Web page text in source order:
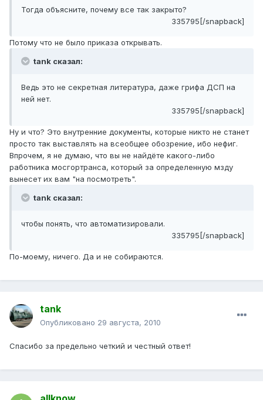
Тогда объясните, почему все так закрыто?
335795[/snapback]
Потому что не было приказа открывать.
tank сказал:
Ведь это не секретная литература, даже грифа ДСП на
ней нет.
335795[/snapback]
Ну и что? Это внутренние документы, которые никто не станет
просто так выставлять на всеобщее обозрение, ибо нефиг.
Впрочем, я не думаю, что вы не найдёте какого-либо
работника мосгортранса, который за определенную мзду
вынесет их вам "на посмотреть".
tank сказал:
чтобы понять, что автоматизировали.
335795[/snapback]
По-моему, ничего. Да и не собираются.
tank
Опубликовано 29 августа, 2010
Спасибо за предельно четкий и честный ответ!